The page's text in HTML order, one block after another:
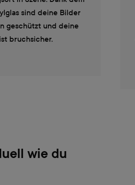
sind deine Bilder
geschützt und deine
bruchsicher.
wie du